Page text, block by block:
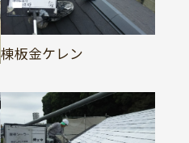
棟板金ケレン